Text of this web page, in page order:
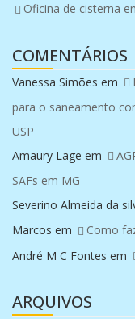
Oficina de cisterna
COMENTÁRIOS
Vanessa Simões em
para o saneamento
USP
Amaury Lage em
SAFs em MG
Severino Almeida da
Marcos em
Como
André M C Fontes em
ARQUIVOS